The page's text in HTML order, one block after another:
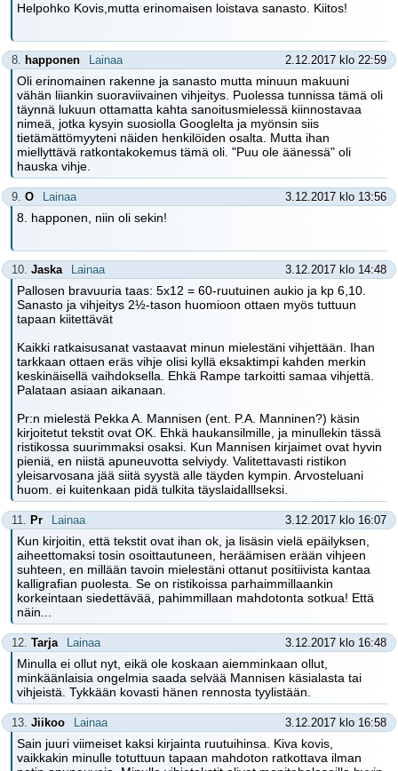
Helpohko Kovis,mutta erinomaisen loistava sanasto. Kiitos!
8. happonen Lainaa 2.12.2017 klo 22:59
Oli erinomainen rakenne ja sanasto mutta minuun makuuni
vähän liiankin suoraviivainen vihjeitys. Puolessa tunnissa tämä oli
täynnä lukuun ottamatta kahta sanoitusmielessä kiinnostavaa
nimeä, jotka kysyin suosiolla Googlelta ja myönsin siis
tietämättömyyteni näiden henkilöiden osalta. Mutta ihan
miellyttävä ratkontakokemus tämä oli. "Puu ole äänessä" oli
hauska vihje.
9. O Lainaa 3.12.2017 klo 13:56
8. happonen, niin oli sekin!
10. Jaska Lainaa 3.12.2017 klo 14:48
Pallosen bravuuria taas: 5x12 = 60-ruutuinen aukio ja kp 6,10.
Sanasto ja vihjeitys 2½-tason huomioon ottaen myös tuttuun
tapaan kiitettävät
Kaikki ratkaisusanat vastaavat minun mielestäni vihjettään. Ihan
tarkkaan ottaen eräs vihje olisi kyllä eksaktimpi kahden merkin
keskinäisellä vaihdoksella. Ehkä Rampe tarkoitti samaa vihjettä.
Palataan asiaan aikanaan.
Pr:n mielestä Pekka A. Mannisen (ent. P.A. Manninen?) käsin
kirjoitetut tekstit ovat OK. Ehkä haukansilmille, ja minullekin tässä
ristikossa suurimmaksi osaksi. Kun Mannisen kirjaimet ovat hyvin
pieniä, en niistä apuneuvotta selviydy. Valitettavasti ristikon
yleisarvosana jää siitä syystä alle täyden kympin. Arvosteluani
huom. ei kuitenkaan pidä tulkita täyslaidalllseksi.
11. Pr Lainaa 3.12.2017 klo 16:07
Kun kirjoitin, että tekstit ovat ihan ok, ja lisäsin vielä epäilyksen,
aiheettomaksi tosin osoittautuneen, heräämisen erään vihjeen
suhteen, en millään tavoin mielestäni ottanut positiivista kantaa
kalligrafian puolesta. Se on ristikoissa parhaimmillaankin
korkeintaan siedettävää, pahimmillaan mahdotonta sotkua! Että
näin...
12. Tarja Lainaa 3.12.2017 klo 16:48
Minulla ei ollut nyt, eikä ole koskaan aiemminkaan ollut,
minkäänlaisia ongelmia saada selvää Mannisen käsialasta tai
vihjeistä. Tykkään kovasti hänen rennosta tyylistään.
13. Jiikoo Lainaa 3.12.2017 klo 16:58
Sain juuri viimeiset kaksi kirjainta ruutuihinsa. Kiva kovis,
vaikkakin minulle totuttuun tapaan mahdoton ratkottava ilman